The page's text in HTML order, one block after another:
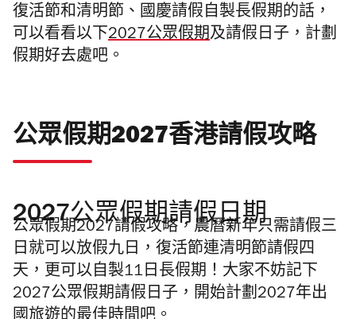
復活節和清明節、國慶請假自製長假期的話，
可以看看以下2027公眾假期及請假日子，計劃
假期好去處吧。
公眾假期2027香港請假攻略
2027公眾假期請假日期
公眾假期2027請假攻略，農曆新年只需請假三
日就可以放假九日，復活節連清明節請假四
天，更可以自製11日長假期！大家不妨記下
2027公眾假期請假日子，開始計劃2027年出